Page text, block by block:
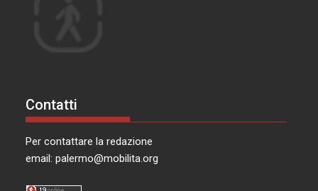
Contatti
Per contattare la redazione
email:palermo@mobilita.org